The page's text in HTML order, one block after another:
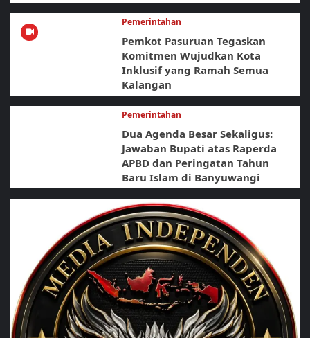
Pemerintahan
Pemkot Pasuruan Tegaskan
Komitmen Wujudkan Kota
Inklusif yang Ramah Semua
Kalangan
Pemerintahan
Dua Agenda Besar Sekaligus:
Jawaban Bupati atas Raperda
APBD dan Peringatan Tahun
Baru Islam di Banyuwangi